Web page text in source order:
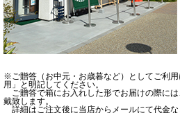
※ご贈答（お中元・お歳暮など）としてご利
用」と明記してください。
ご贈答で箱にお入れした形でお届けの際に
戴致します。
詳細はご注文後に当店からメールにて代金な